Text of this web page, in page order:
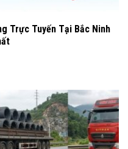
Trực Tuyến Tại Bắc Ninh